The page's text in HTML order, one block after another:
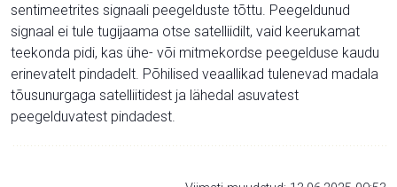
sentimeetrites signaali peegelduste tõttu. Peegeldunud
signaal ei tule tugijaama otse satelliidilt, vaid keerukamat
teekonda pidi, kas ühe- või mitmekordse peegelduse kaudu
erinevatelt pindadelt. Põhilised veaallikad tulenevad madala
tõusunurgaga satelliitidest ja lähedal asuvatest
peegelduvatest pindadest.